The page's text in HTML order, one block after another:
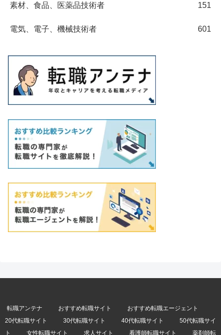
素材、食品、医薬品技術者 151
電気、電子、機械技術者 601
転職アンテナ おすすめ転職サイト
おすすめ転職エージェント
20代転職サイト
30代転職サイト 40代転職サイト
50代転職サイ
ト
女性転職サイト 求人サイト 看護師転職サイト 薬剤師転